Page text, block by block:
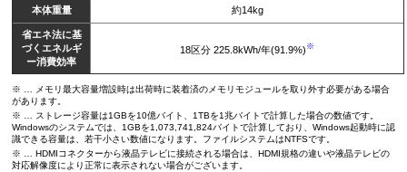
本体重量 約14kg
省エネ法に基
づくエネルギ
ー消費効率
18区分 225.8kWh/年(91.9%) ※
※ … メモリ最大容量増設時は出荷時に装着済のメモリモジュールを取り外す必要がある場合
があります。
※ … ストレージ容量は1GBを10億バイト、1TBを1兆バイトで計算した場合の数値です。
Windowsのシステムでは、1GBを1,073,741,824バイトで計算しており、Windows起動時に認
識できる容量は、若干小さい数値になります。ファイルシステムはNTFSです。
※ … HDMIコネクターから液晶テレビに接続される場合は、HDMI規格の違いや液晶テレビの
対応解像度により正常に表示されない場合がございます。